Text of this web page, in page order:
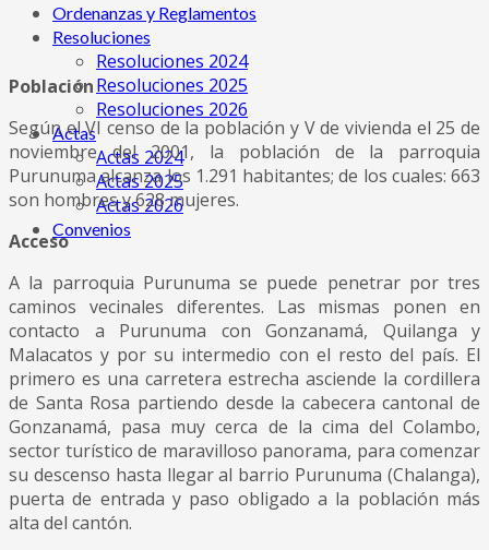
Ordenanzas y Reglamentos
Resoluciones
Resoluciones 2024
Resoluciones 2025
Resoluciones 2026
Actas
Actas 2024
Actas 2025
Actas 2026
Convenios
Población
Según el VI censo de la población y V de vivienda el 25 de
noviembre del 2001, la población de la parroquia
Purunuma alcanza los 1.291 habitantes; de los cuales: 663
son hombres y 628 mujeres.
Acceso
A la parroquia Purunuma se puede penetrar por tres
caminos vecinales diferentes. Las mismas ponen en
contacto a Purunuma con Gonzanamá, Quilanga y
Malacatos y por su intermedio con el resto del país. El
primero es una carretera estrecha asciende la cordillera
de Santa Rosa partiendo desde la cabecera cantonal de
Gonzanamá, pasa muy cerca de la cima del Colambo,
sector turístico de maravilloso panorama, para comenzar
su descenso hasta llegar al barrio Purunuma (Chalanga),
puerta de entrada y paso obligado a la población más
alta del cantón.